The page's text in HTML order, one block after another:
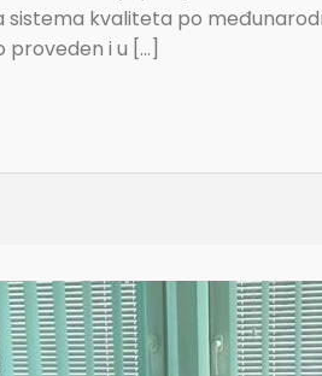
sistema kvaliteta po
proveden i u […]